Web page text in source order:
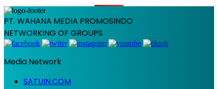
PT. WAHANA MEDIA PROMOSINDO
NETWORKING OF GROUPS
Media Network
SATUIN.COM